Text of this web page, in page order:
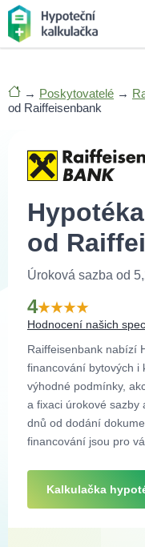
Průvodce hypotékami
→ Poskytovatelé →
od Raiffeisenbank
od
Úroková sazba od
4
Hodnocení našich
Raiffeisenbank nabízí
financování bytových i
výhodné podmínky,
a fixaci úrokové
dnů od dodání
financování jsou pro
Kalkulačka